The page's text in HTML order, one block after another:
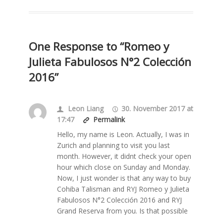
One Response to “Romeo y
Julieta Fabulosos N°2 Colección
2016”
Leon Liang
30. November 2017 at
17:47
Permalink
Hello, my name is Leon. Actually, I was in
Zurich and planning to visit you last
month. However, it didnt check your open
hour which close on Sunday and Monday.
Now, I just wonder is that any way to buy
Cohiba Talisman and RYJ Romeo y Julieta
Fabulosos N°2 Colección 2016 and RYJ
Grand Reserva from you. Is that possible